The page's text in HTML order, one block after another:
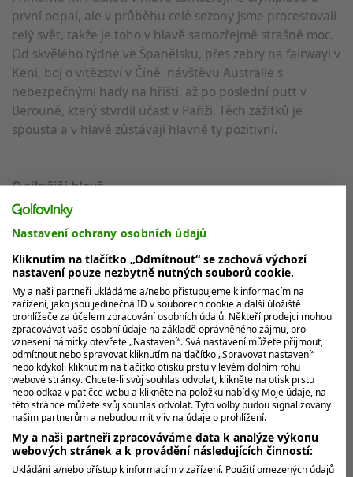
první odpal, ale v průběhu celé sezony jsme procestovali
celý svět, takže je toho v hlavě samozřejmě strašně moc.
Od skvělého týdne ve Španělsku, přes zebry na fairwayi v
Keni, boj o vítězství v Číně, návštěvu Austrálie s
nebezpečnými hady na hřišti, až po poslední putt v
Berouně, který stvrdil účast v Paříži. Těch zážitků je
spousta a v hlavě zůstávají hlavně ty pozitivní.
O silnější hlavě
S dobrými výsledky přišla i stabilnější a klidnější hlava.
Uvědomila jsem si, že na Ladies European Tour patřím, a
že pokud budu hrát svůj standardní golf, tak bych
neměla mít problém s cuty. V druhé půlce roku se k tomu
přidaly i zkušenosti z olympiády, které se pozitivně
promítnuly do výsledků. Prakticky na každém turnaji se
nám dařilo bojovat o nejvyšší příčky. Když si to uvědomí
hlava, tak pak to jde vše samozřejmě daleko jednodušeji.
O aspektech hry
Mohla jsem se pocitově spolehnout na driver a na svá
železa. Statistiky to po sezoně také potvrdily. Rozhodně
ale můžu zapracovat na krátké hře a puttování. Chtěla
Nastavení ochrany osobních údajů
Kliknutím na tlačítko „Odmítnout“ se zachová výchozí
nastavení pouze nezbytně nutných souborů cookie.
My a naši partneři ukládáme a/nebo přistupujeme k informacím na
zařízení, jako jsou jedinečná ID v souborech cookie a další úložiště
prohlížeče za účelem zpracování osobních údajů. Někteří prodejci mohou
zpracovávat vaše osobní údaje na základě oprávněného zájmu, pro
vznesení námitky otevřete „Nastavení“. Svá nastavení můžete přijmout,
odmítnout nebo spravovat kliknutím na tlačítko „Spravovat nastavení“
nebo kdykoli kliknutím na tlačítko otisku prstu v levém dolním rohu
webové stránky. Chcete-li svůj souhlas odvolat, klikněte na otisk prstu
nebo odkaz v patičce webu a klikněte na položku nabídky Moje údaje, na
této stránce můžete svůj souhlas odvolat. Tyto volby budou signalizovány
našim partnerům a nebudou mít vliv na údaje o prohlížení.
My a naši partneři zpracováváme data k analýze výkonu
webových stránek a k provádění následujících činností:
Ukládání a/nebo přístup k informacím v zařízení. Použití omezených údajů